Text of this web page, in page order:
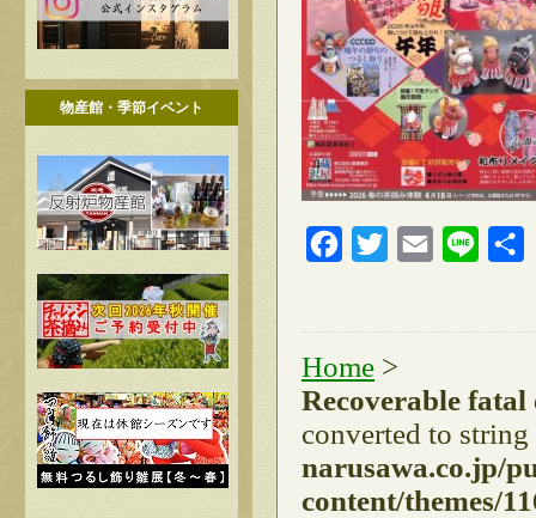
物産館・季節イベント
FacebookTwitter Email Line
Home >
Recoverable
converted to
narusawa.co.jp/
content/themes/